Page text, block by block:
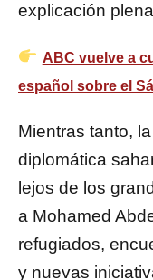
explicación
ABC vuelve a
español sobre el
Mientras tanto,
diplomática
lejos de los
a Mohamed
refugiados,
y nuevas